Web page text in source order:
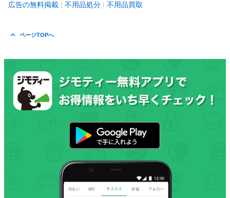
広告の無料掲載 不用品処分 不用品買取
ページTOPへ